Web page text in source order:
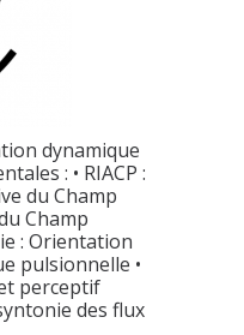
dynamique
: • RIACP :
du Champ
Champ
: Orientation
pulsionnelle •
perceptif
des flux